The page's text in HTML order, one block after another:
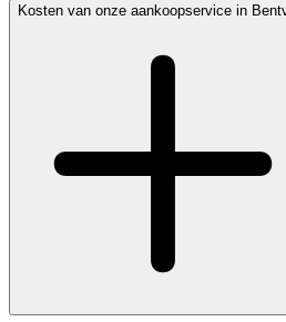
Kosten van onze aankoopservice in